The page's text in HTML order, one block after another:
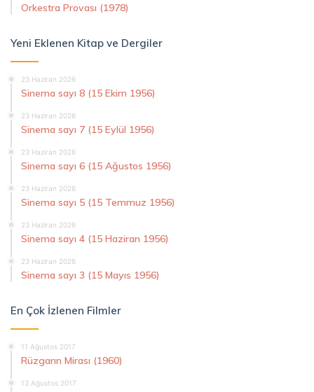
Orkestra Provası (1978)
Yeni Eklenen Kitap ve Dergiler
23 Haziran 2026
Sinema sayı 8 (15 Ekim 1956)
23 Haziran 2026
Sinema sayı 7 (15 Eylül 1956)
23 Haziran 2026
Sinema sayı 6 (15 Ağustos 1956)
23 Haziran 2026
Sinema sayı 5 (15 Temmuz 1956)
23 Haziran 2026
Sinema sayı 4 (15 Haziran 1956)
23 Haziran 2026
Sinema sayı 3 (15 Mayıs 1956)
En Çok İzlenen Filmler
11 Ağustos 2017
Rüzgarın Mirası (1960)
13 Ağustos 2017